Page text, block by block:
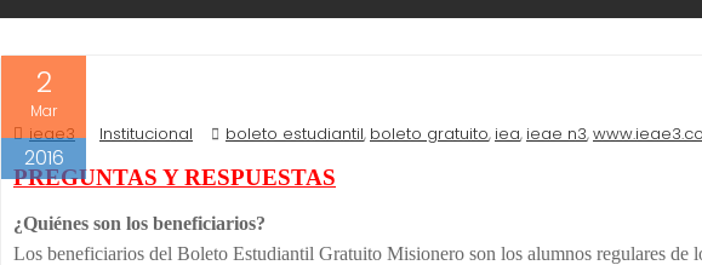
2
Mar
2016
ieae3 Institucional boleto estudiantil, boleto gratuito, iea, ieae n3,
PREGUNTAS Y RESPUESTAS
¿Quiénes son los beneficiarios?
Los beneficiarios del Boleto Estudiantil Gratuito Misionero son los alumnos regulares de